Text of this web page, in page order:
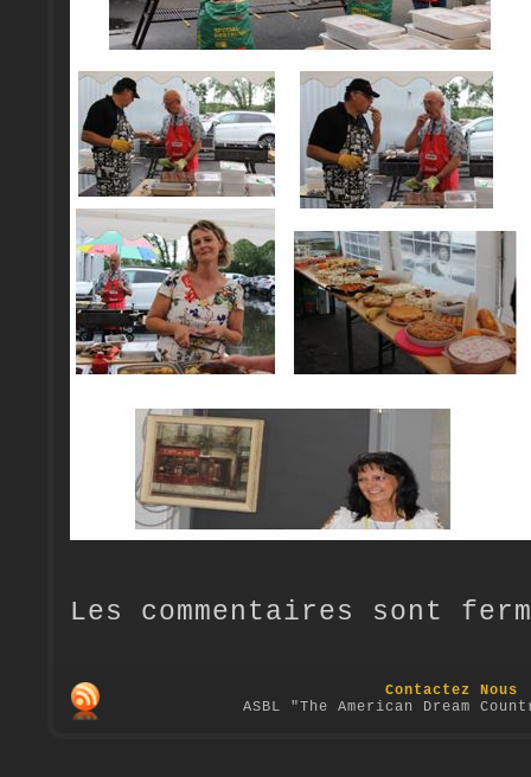
Les commentaires sont
Contactez Nous
ASBL "The American Dream